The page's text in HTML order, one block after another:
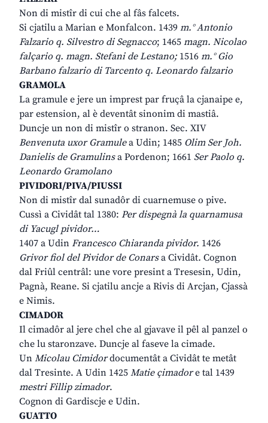
Non di mistîr di cui che al fâs falcets.
Si cjatilu a Marian e Monfalcon. 1439 m.° Antonio
Falzario q. Silvestro di Segnacco; 1465 magn. Nicolao
falçario q. magn. Stefani de Lestano; 1516 m.° Gio
Barbano falzario di Tarcento q. Leonardo falzario
GRAMOLA
La gramule e jere un imprest par fruçâ la cjanaipe e,
par estension, al è deventât sinonim di mastiâ.
Duncje un non di mistîr o stranon. Sec. XIV
Benvenuta uxor Gramulea Udin; 1485 Olim Ser Joh.
Danielis de Gramulinsa Pordenon; 1661 Ser Paolo q.
Leonardo Gramolano
PIVIDORI/PIVA/PIUSSI
Non di mistîr dal sunadôr di cuarnemuse o pive.
Cussì a Cividât tal 1380: Per dispegnà la quarnamusa
di Yacugl pividor…
1407 a Udin Francesco Chiaranda pividor. 1426
Grivor fiol del Pividor de Conarsa Cividât. Cognon
dal Friûl centrâl: une vore presint a Tresesin, Udin,
Pagnà, Reane. Si cjatilu ancje a Rivis di Arcjan, Cjassà
e Nimis.
CIMADOR
Il cimadôr al jere chel che al gjavave il pêl al panzel o
che lu staronzave. Duncje al faseve la cimade.
Un Micolau Cimidordocumentât a Cividât te metât
dal Tresinte. A Udin 1425 Matie çimadore tal 1439
mestri Fillip zimador.
Cognon di Gardiscje e Udin.
GUATTO